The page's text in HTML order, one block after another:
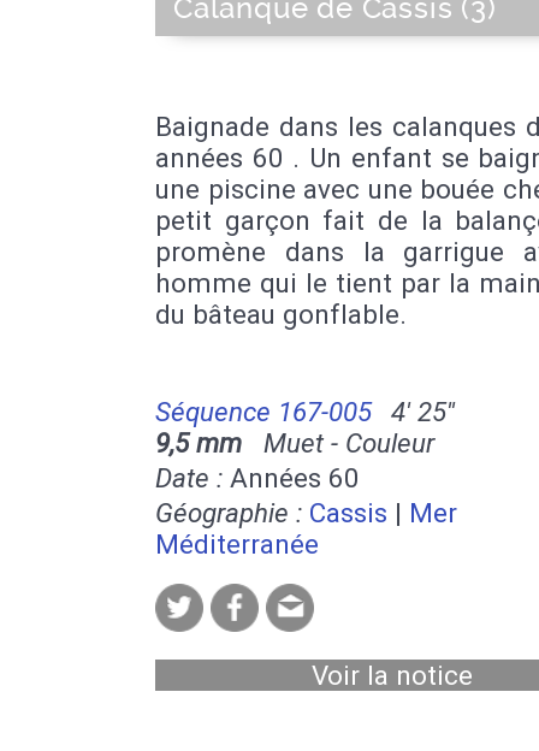
Calanque de Cassis (3)
Baignade dans les calanques
années 60 . Un enfant se
une piscine avec une bouée
petit garçon fait de la
promène dans la garrigue
homme qui le tient par la
du bâteau gonflable.
Séquence 167-005
4' 25''
9,5 mm Muet - Couleur
Date : Années 60
Géographie : Cassis | Mer
Méditerranée
Voir la notice